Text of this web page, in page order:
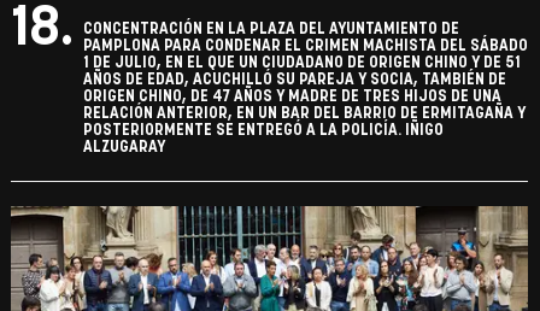
18.
CONCENTRACIÓN EN LA PLAZA DEL AYUNTAMIENTO DE
PAMPLONA PARA CONDENAR EL CRIMEN MACHISTA DEL SÁBADO
1 DE JULIO, EN EL QUE UN CIUDADANO DE ORIGEN CHINO Y DE 51
AÑOS DE EDAD, ACUCHILLÓ SU PAREJA Y SOCIA, TAMBIÉN DE
ORIGEN CHINO, DE 47 AÑOS Y MADRE DE TRES HIJOS DE UNA
RELACIÓN ANTERIOR, EN UN BAR DEL BARRIO DE ERMITAGAÑA Y
POSTERIORMENTE SE ENTREGÓ A LA POLICÍA. IÑIGO
ALZUGARAY